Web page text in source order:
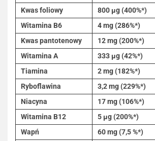
Kwas foliowy
800 µg (400%*)
Witamina B6
4 mg (286%*)
Kwas pantotenowy
12 mg (200%*)
Witamina A
333 µg (42%*)
Tiamina
2 mg (182%*)
Ryboflawina
3,2 mg (229%*)
Niacyna
17 mg (106%*)
Witamina B12
5 µg (200%*)
Wapń
60 mg (7,5 %*)